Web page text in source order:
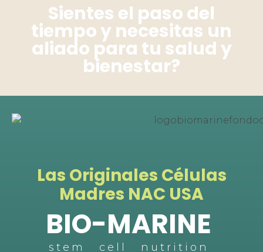
Sientes el paso del
tiempo y necesitas un
aliado para tu salud y
bienestar?
Las Originales Células
Madres NAC USA
BIO-MARINE
stem cell nutrition